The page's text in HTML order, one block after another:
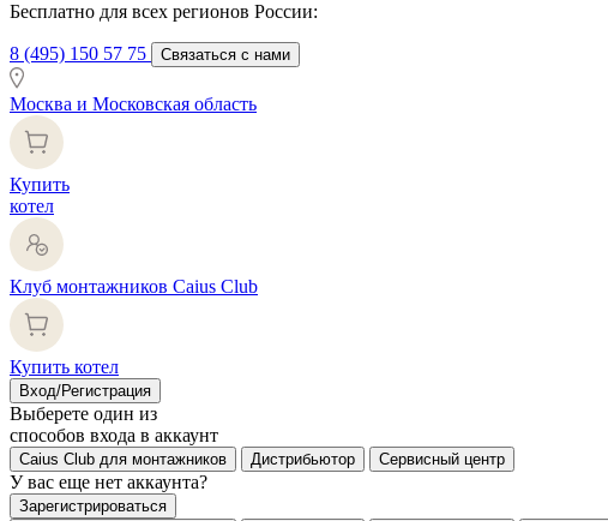
Бесплатно для всех регионов России:
8 (495) 150 57 75 Связаться с нами
Москва и Московская область
Купить
котел
Клуб монтажников Caius Club
Купить котел
Вход/Регистрация
Выберете один из
способов входа в аккаунт
Caius Club для монтажников Дистрибьютор Сервисный центр
У вас еще нет аккаунта?
Зарегистрироваться